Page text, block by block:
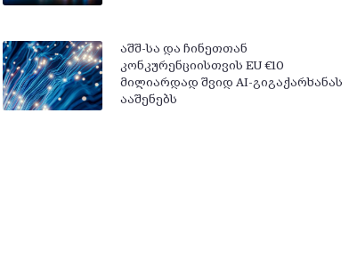
აშშ-სა და ჩინეთთან
კონკურენციისთვის EU €10
მილიარდად შვიდ AI-გიგაქარხანას
ააშენებს